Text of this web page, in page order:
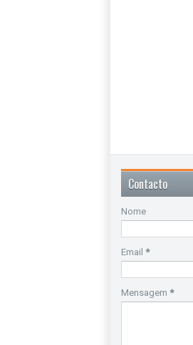
Contacto
Nome
Email *
Mensagem *